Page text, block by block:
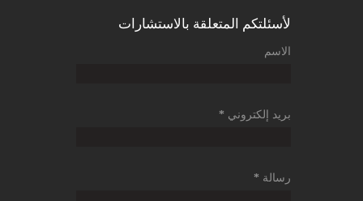
لأسئلتكم المتعلقة بالاستشارات
الاسم
بريد إلكتروني *
رسالة *